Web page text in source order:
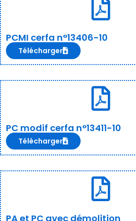
PCMI cerfa n°13406-10
Télécharger
PC modif cerfa n°13411-10
Télécharger
PA et PC avec démolition